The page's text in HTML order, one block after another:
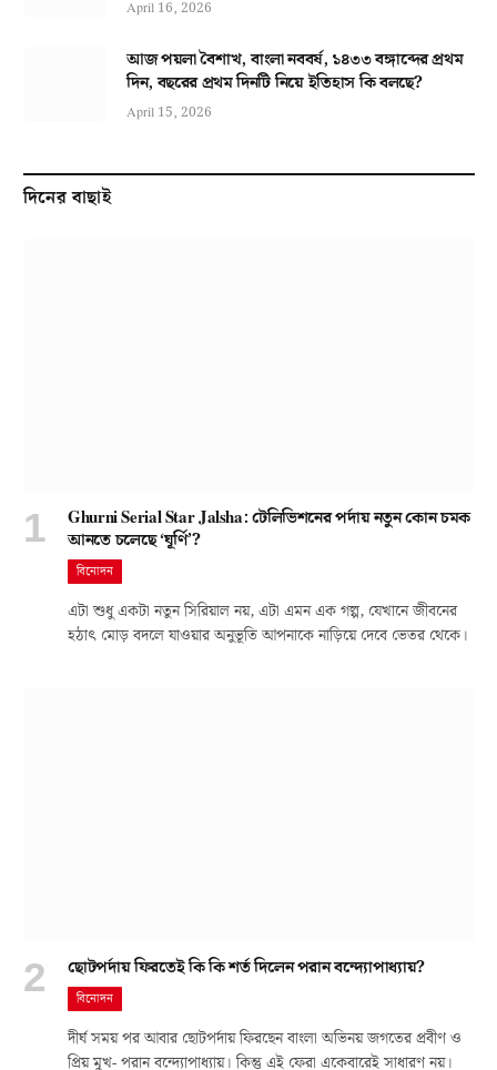
April 16, 2026
আজ পয়লা বৈশাখ, বাংলা নববর্ষ, ১৪৩৩ বঙ্গাব্দের প্রথম
দিন, বছরের প্রথম দিনটি নিয়ে ইতিহাস কি বলছে?
April 15, 2026
দিনের বাছাই
Ghurni Serial Star Jalsha: টেলিভিশনের পর্দায় নতুন কোন চমক
আনতে চলেছে ‘ঘূর্ণি’?
বিনোদন
এটা শুধু একটা নতুন সিরিয়াল নয়, এটা এমন এক গল্প, যেখানে জীবনের
হঠাৎ মোড় বদলে যাওয়ার অনুভূতি আপনাকে নাড়িয়ে দেবে ভেতর থেকে।
ছোটপর্দায় ফিরতেই কি কি শর্ত দিলেন পরান বন্দ্যোপাধ্যায়?
বিনোদন
দীর্ঘ সময় পর আবার ছোটপর্দায় ফিরছেন বাংলা অভিনয় জগতের প্রবীণ ও
প্রিয় মুখ- পরান বন্দ্যোপাধ্যায়। কিন্তু এই ফেরা একেবারেই সাধারণ নয়।